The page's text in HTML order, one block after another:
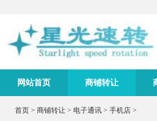
网站首页 商铺转让
首页 > 商铺转让 > 电子通讯 > 手机店 >